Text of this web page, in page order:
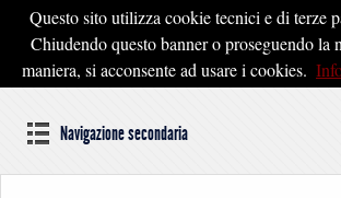
Pontedera2020
Dal cuore della Toscana un'idea di Futuro
Navigazione secondaria
Questo sito utilizza cookie tecnici e di terze
Chiudendo questo banner o proseguendo la
maniera, si acconsente ad usare i cookies.